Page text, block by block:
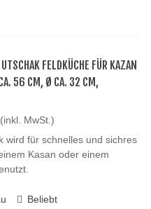
FELDKÜCHE FÜR KAZAN
56 CM, Ø CA. 32 CM,
(inkl. MwSt.)
wird für schnelles und sichres
Kasan oder einem
Beliebt